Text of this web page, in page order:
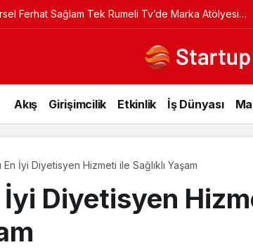
Zekaya Hangi Veriyi Veriyorsun? Asıl Risk Ürettiğin
Akış Girişimcilik Etkinlik İş Dünyası
En İyi Diyetisyen Hizmeti ile Sağlıklı Yaşam
İyi Diyetisyen